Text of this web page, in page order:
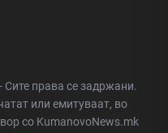
права се задржани.
или емитуваат, во
со KumanovoNews.mk